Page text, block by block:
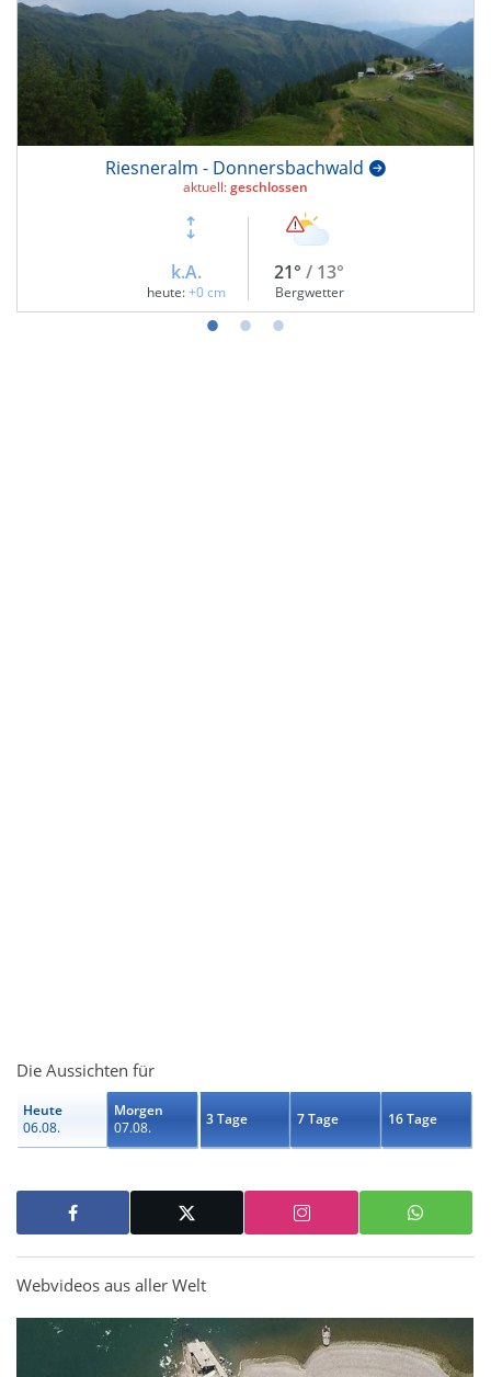
Riesneralm - Donnersbachwald
aktuell:geschlossen
k.A.
heute:+0 cm
21° / 13°
Bergwetter
Die Aussichten für
Heute
06.08.
Morgen
07.08.
3 Tage 7 Tage 16 Tage
Webvideos aus aller Welt